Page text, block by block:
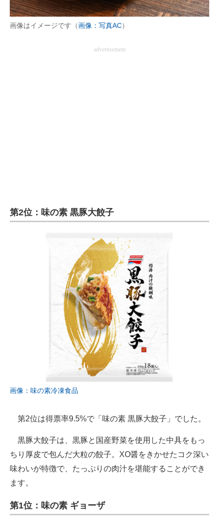
画像はイメージです（画像：写真AC）
advertisement
第2位：味の素 黒豚大餃子
画像：味の素冷凍食品
第2位は得票率9.5%で「味の素 黒豚大餃子」でした。
黒豚大餃子は、黒豚と国産野菜を使用した中具をもっ
ちり厚皮で包んだ大粒の餃子。XO醤をきかせたコク深い
味わいが特徴で、たっぷりの肉汁を堪能することができ
ます。
第1位：味の素 ギョーザ